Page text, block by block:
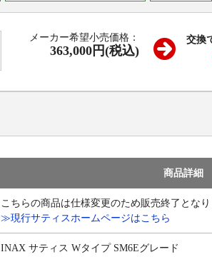
メーカー希望小売価格：
363,000円(税込)
交換
商品詳細
こちらの商品は仕様変更のため販売終了となり
≫現行サティスホームページはこちら
INAX サティス Wタイプ SM6Eグレード